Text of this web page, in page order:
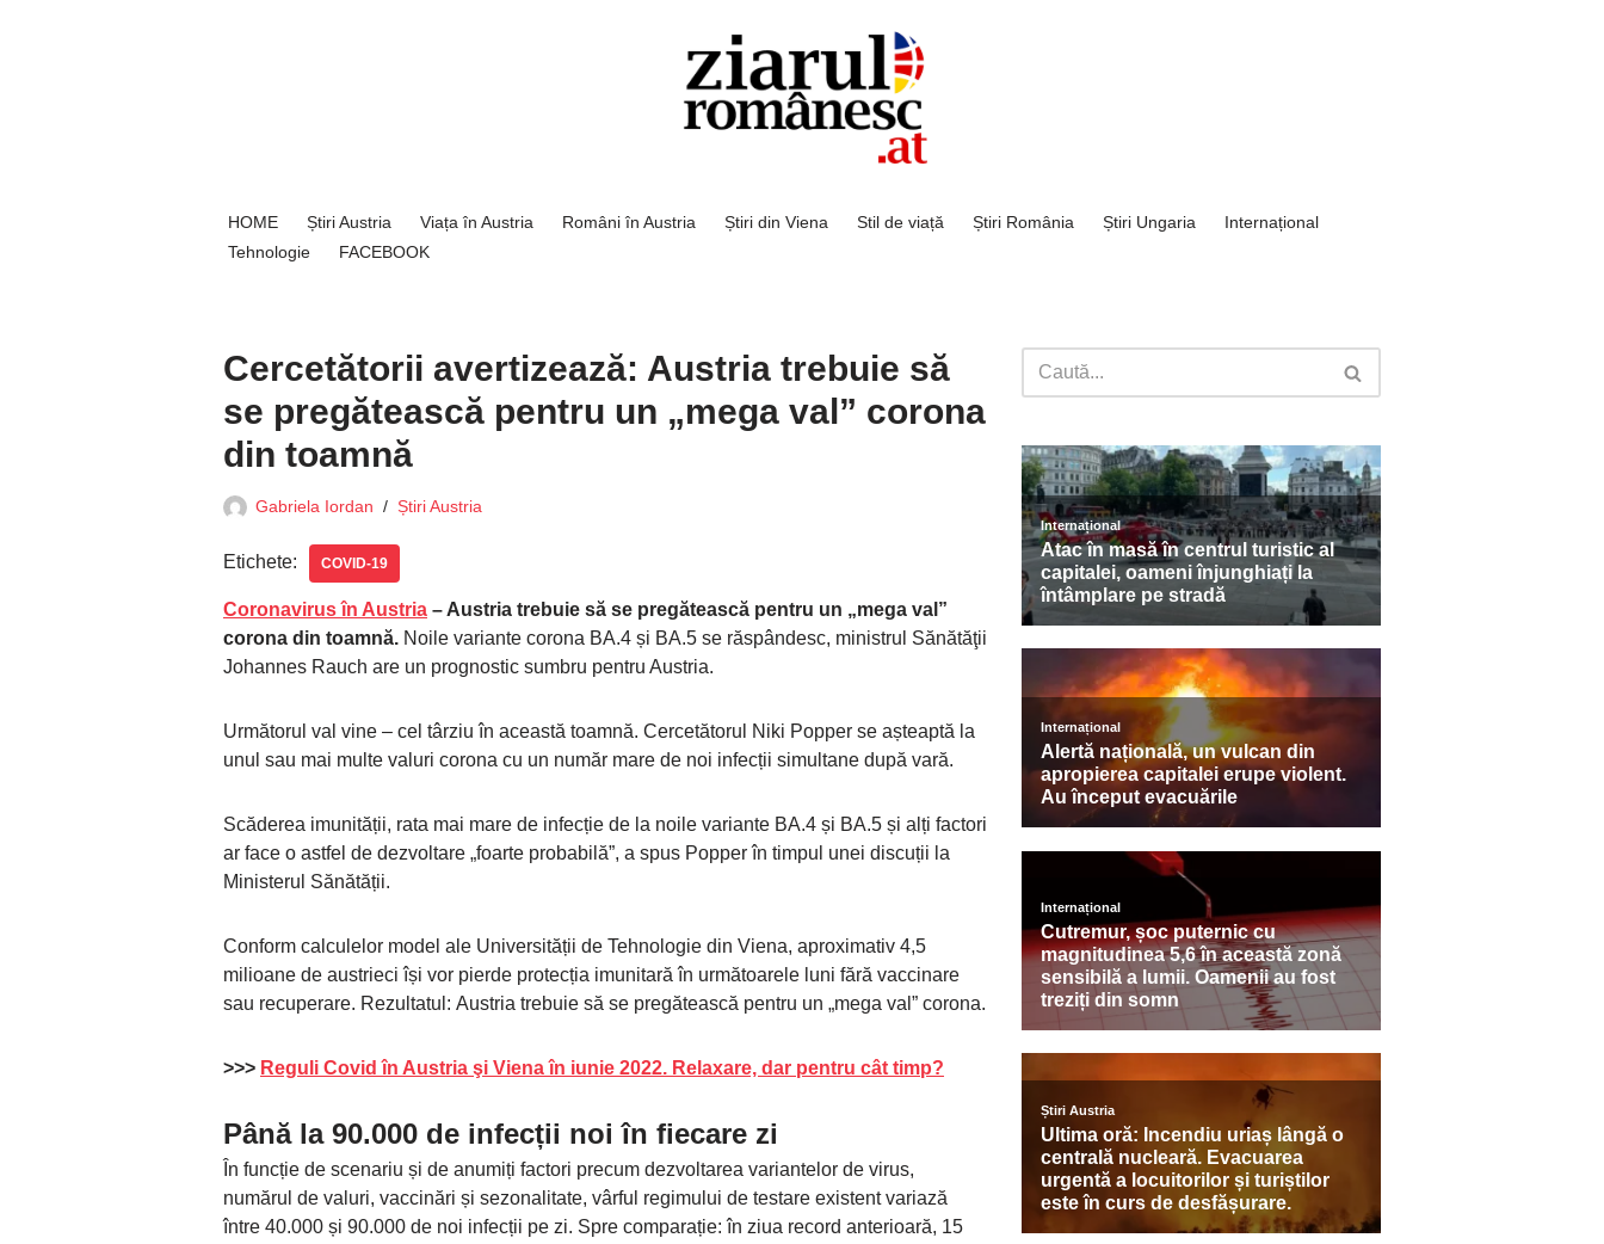
HOME Știri Austria Viața în Austria Români în Austria Știri din Viena Stil de viață Știri România Știri Ungaria
Internațional
Tehnologie
FACEBOOK
Cercetătorii avertizează: Austria trebuie să
se pregătească pentru un „mega val” corona
din toamnă
Gabriela Iordan Știri Austria
Etichete: COVID-19
Coronavirus în Austria – Austria trebuie să se pregătească pentru un „mega val”
corona din toamnă. Noile variante corona BA.4 și BA.5 se răspândesc, ministrul Sănătăţii
Johannes Rauch are un prognostic sumbru pentru Austria.
Următorul val vine – cel târziu în această toamnă. Cercetătorul Niki Popper se așteaptă la
unul sau mai multe valuri corona cu un număr mare de noi infecții simultane după vară.
Scăderea imunității, rata mai mare de infecție de la noile variante BA.4 și BA.5 și alți factori
ar face o astfel de dezvoltare „foarte probabilă”, a spus Popper în timpul unei discuții la
Ministerul Sănătății.
Conform calculelor model ale Universității de Tehnologie din Viena, aproximativ 4,5
milioane de austrieci își vor pierde protecția imunitară în următoarele luni fără vaccinare
sau recuperare. Rezultatul: Austria trebuie să se pregătească pentru un „mega val” corona.
>>> Reguli Covid în Austria şi Viena în iunie 2022. Relaxare, dar pentru cât timp?
Până la 90.000 de infecții noi în fiecare zi
În funcție de scenariu și de anumiți factori precum dezvoltarea variantelor de virus,
numărul de valuri, vaccinări și sezonalitate, vârful regimului de testare existent variază
între 40.000 și 90.000 de noi infecții pe zi. Spre comparație: în ziua record anterioară, 15